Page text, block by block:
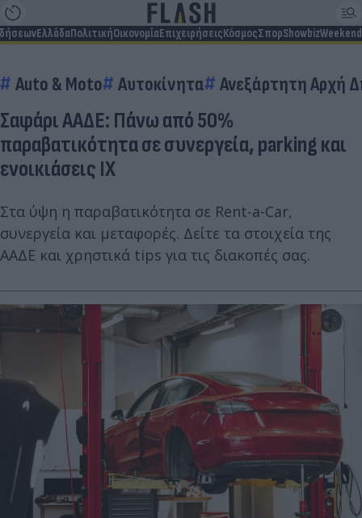
ΕλλάδαΠολιτικήΟικονομίαΕπιχειρήσειςΚόσμοςΣπορShowbizWeekend
Auto & Moto Αυτοκίνητα Ανεξάρτητη Αρχή
Σαφάρι ΑΑΔΕ: Πάνω από 50%
παραβατικότητα σε συνεργεία, parking και
ενοικιάσεις ΙΧ
Στα ύψη η παραβατικότητα σε Rent-a-Car,
συνεργεία και μεταφορές. Δείτε τα στοιχεία της
ΑΑΔΕ και χρηστικά tips για τις διακοπές σας.